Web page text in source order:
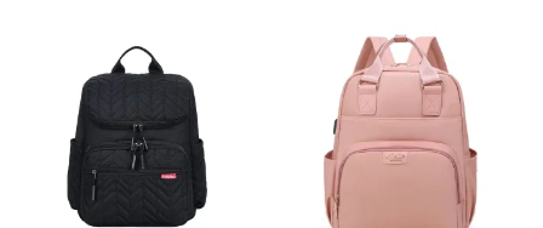
variations.
options
peuvent
être
choisies
variations.
Les
options
peuvent
être
choisies